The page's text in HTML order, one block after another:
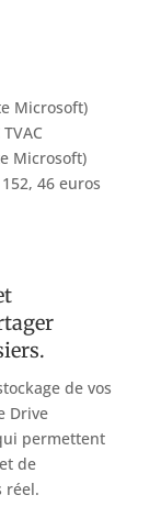
Microsoft)
Microsoft)
46 euros
de vos
Drive
permettent
de
réel.